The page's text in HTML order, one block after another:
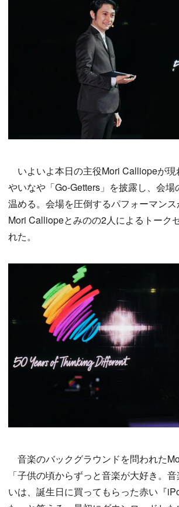
いよいよ本日の主役Mori Calliopeが現
やいなや「Go-Getters」を披露し、会場
温める。会場を圧倒するパフォーマンス
Mori Calliopeとみのの2人によるトーク
れた。
音楽のバックグラウンドを問われた
「子供の頃からずっと音楽が大好き。
いは、誕生日に買ってもらった赤い『